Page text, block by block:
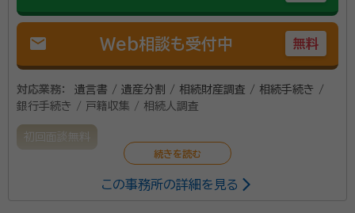
mail Web相談も受付中 無料
対応業務：
遺言書 / 遺産分割 / 相続財産調査 / 相続手続き /
銀行手続き / 戸籍収集 / 相続人調査
初回面談無料
この事務所の詳細を見る